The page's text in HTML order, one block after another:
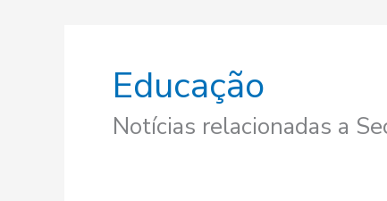
Educação
Notícias relacionadas a